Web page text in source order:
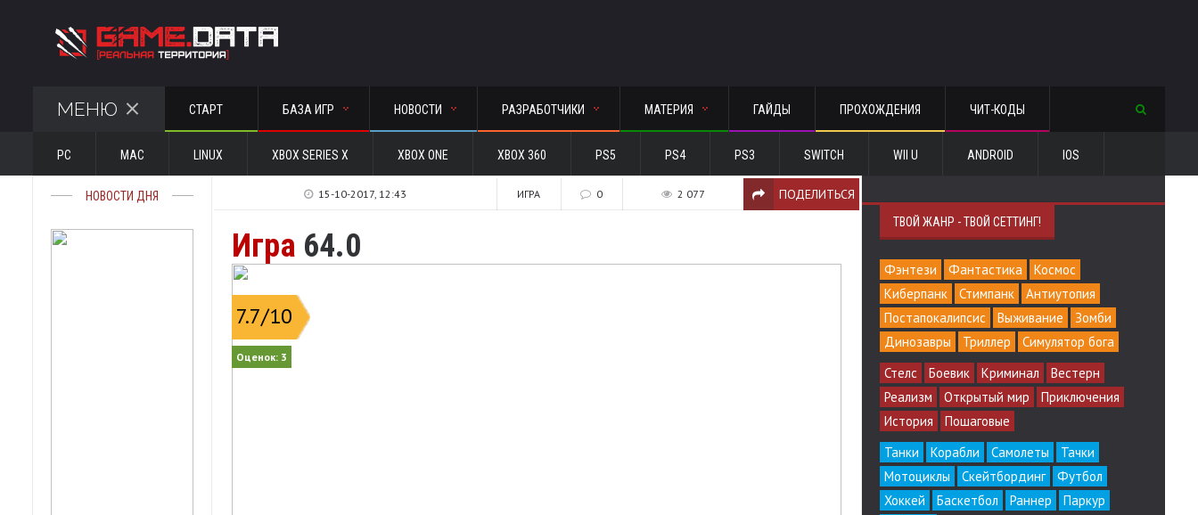
МЕНЮ СТАРТ БАЗА ИГР НОВОСТИ РАЗРАБОТЧИКИ МАТЕРИЯ ГАЙДЫ ПРОХОЖДЕНИЯ ЧИТ-КОДЫ
PC MAC LINUX XBOX SERIES X XBOX ONE XBOX 360 PS5 PS4 PS3 SWITCH WII U ANDROID IOS
НОВОСТИ ДНЯ 15-10-2017, 12:43 ИГРА 0 2 077 ПОДЕЛИТЬСЯ
Игра 64.0
7.7/10
Оценок: 3
ТВОЙ ЖАНР - ТВОЙ СЕТТИНГ!
Фэнтези Фантастика
Космос
Киберпанк
Стимпанк
Антиутопия
Постапокалипсис
Выживание
Зомби
Динозавры
Триллер
Симулятор бога
Стелс
Боевик Криминал
Вестерн
Реализм
Открытый мир
Приключения
История
Пошаговые
Танки
Корабли Самолеты
Тачки
Мотоциклы
Скейтбординг
Футбол
Хоккей
Баскетбол Раннер
Паркур